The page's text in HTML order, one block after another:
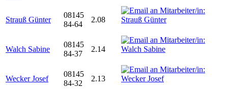
Strauß Günter
08145
84-64
2.08
Walch Sabine
08145
84-37
2.14
Wecker Josef
08145
84-32
2.13